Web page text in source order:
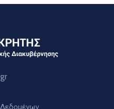
Δεδομένων